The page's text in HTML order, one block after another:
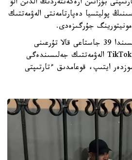
بۇزاتىن ارەكەتتەردىڭ الدىن الۋ
پوليتسيا دەپارتامەنتى الەۋمەتتىك
جۇرگىزەدى.
كەزەكتى مونيتورينگ بارىسىندا 39 جاستاعى قالا تۇرعىنى
قۋانىشبەك ۋماربەكوۆتىڭ TikTok الەۋمەتتىك جەلىسىندەگى
ايتىپ، قوعامدىق ءتارتىپتى